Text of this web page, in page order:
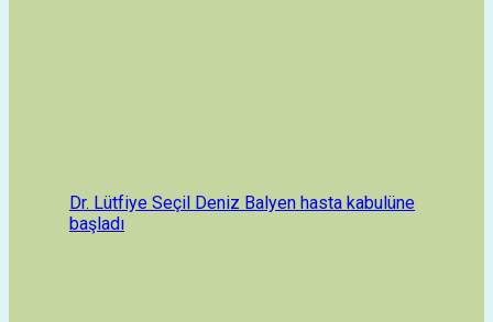
Dr. Lütfiye Seçil Deniz Balyen hasta kabulüne
başladı